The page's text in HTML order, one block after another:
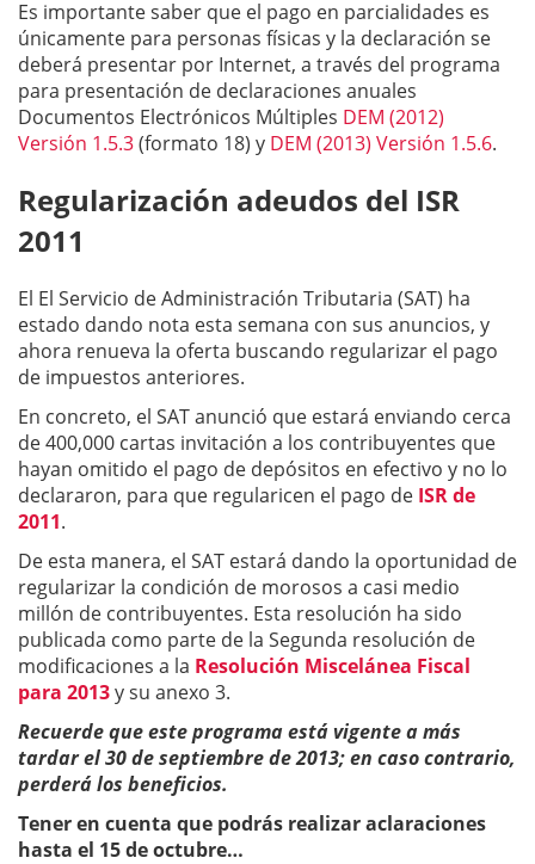
Es importante saber que el pago en parcialidades es
únicamente para personas físicas y la declaración se
deberá presentar por Internet, a través del programa
para presentación de declaraciones anuales
Documentos Electrónicos Múltiples DEM (2012)
Versión 1.5.3(formato 18) y DEM (2013) Versión 1.5.6.
Regularización adeudos del ISR
2011
El El Servicio de Administración Tributaria (SAT) ha
estado dando nota esta semana con sus anuncios, y
ahora renueva la oferta buscando regularizar el pago
de impuestos anteriores.
En concreto, el SAT anunció que estará enviando cerca
de 400,000 cartas invitación a los contribuyentes que
hayan omitido el pago de depósitos en efectivo y no lo
declararon, para que regularicen el pago de ISR de
2011.
De esta manera, el SAT estará dando la oportunidad de
regularizar la condición de morosos a casi medio
millón de contribuyentes. Esta resolución ha sido
publicada como parte de la Segunda resolución de
modificaciones a la Resolución Miscelánea Fiscal
para 2013y su anexo 3.
Recuerde que este programa está vigente a más
tardar el 30 de septiembre de 2013; en caso contrario,
perderá los beneficios.
Tener en cuenta que podrás realizar aclaraciones
hasta el 15 de octubre…